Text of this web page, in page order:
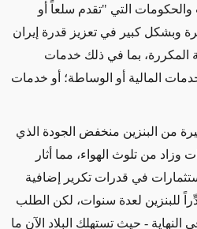
التي "تقدم سلعاً أو
وبشكل كبير في تعزيز قدرة إيران
المكررة، بما في ذلك خدمات
المالية أو الوساطة؛ أو خدمات
من البنزين منخفض الجودة الذي
وزاد من تلوث الهواء، مما أثار
في قدرات تكرير إضافية
للبنزين لعدة سنوات، لكن الطلب
النهاية - حيث تستهلك البلاد الآن ما